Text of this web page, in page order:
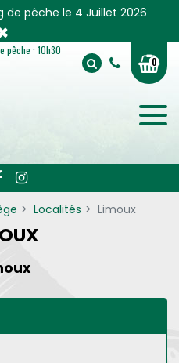
pêche le 4 Juillet 2026
pêche : 10h30
0
Localités Limoux